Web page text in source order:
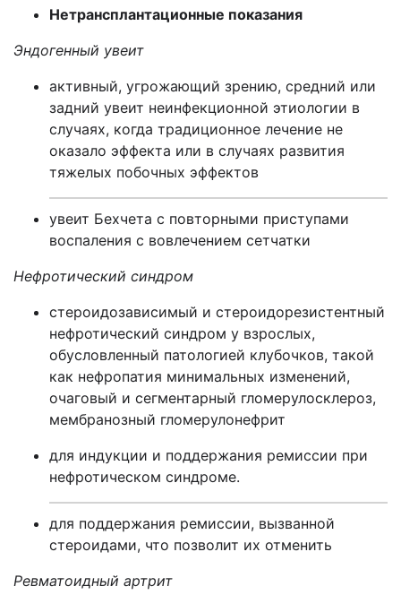
Нетрансплантационные показания
Эндогенный увеит
активный, угрожающий зрению, средний или
задний увеит неинфекционной этиологии в
случаях, когда традиционное лечение не
оказало эффекта или в случаях развития
тяжелых побочных эффектов
увеит Бехчета с повторными приступами
воспаления с вовлечением сетчатки
Нефротический синдром
стероидозависимый и стероидорезистентный
нефротический синдром у взрослых,
обусловленный патологией клубочков, такой
как нефропатия минимальных изменений,
очаговый и сегментарный гломерулосклероз,
мембранозный гломерулонефрит
для индукции и поддержания ремиссии при
нефротическом синдроме.
для поддержания ремиссии, вызванной
стероидами, что позволит их отменить
Ревматоидный артрит